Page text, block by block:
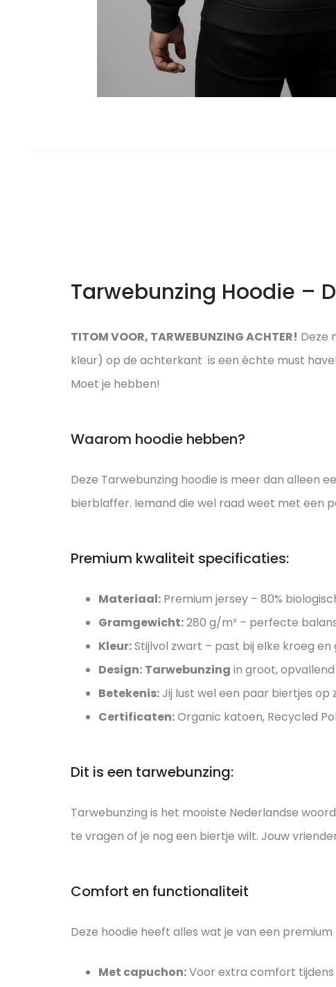
Tarwebunzing Hoodie –
TITOM VOOR, TARWEBUNZING ACHTER! Deze
kleur) op de achterkant is een échte must have!
Moet je hebben!
Waarom hoodie hebben?
Deze Tarwebunzing hoodie is meer dan alleen
bierblaffer. Iemand die wel raad weet met een
Premium kwaliteit specificaties:
Materiaal: Premium jersey – 80%
Gramgewicht:280 g/m² – perfecte
Kleur:Stijlvol zwart – past bij elke kroeg en
Design: Tarwebunzing in groot,
Betekenis:Jij lust wel een paar biertjes op
Certificaten:Organic katoen, Recycled
Dit is een tarwebunzing:
Tarwebunzing is het mooiste Nederlandse
te vragen of je nog een biertje wilt. Jouw
Comfort en functionaliteit
Deze hoodie heeft alles wat je van een
Met capuchon:Voor extra comfort